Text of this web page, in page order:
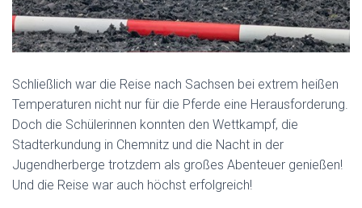
Schließlich war die Reise nach Sachsen bei extrem heißen
Temperaturen nicht nur für die Pferde eine Herausforderung.
Doch die Schülerinnen konnten den Wettkampf, die
Stadterkundung in Chemnitz und die Nacht in der
Jugendherberge trotzdem als großes Abenteuer genießen!
Und die Reise war auch höchst erfolgreich!